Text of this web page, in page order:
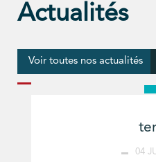
Actualités
Voir toutes nos actualités
04